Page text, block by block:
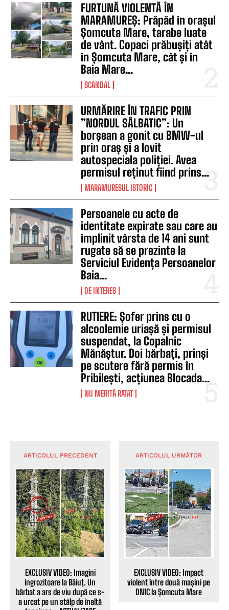
FURTUNĂ VIOLENTĂ ÎN
MARAMUREȘ: Prăpăd în orașul
Șomcuta Mare, tarabe luate
de vânt. Copaci prăbușiți atât
în Șomcuta Mare, cât și în
Baia Mare...
SCANDAL
URMĂRIRE ÎN TRAFIC PRIN
”NORDUL SĂLBATIC”: Un
borșean a gonit cu BMW-ul
prin oraș și a lovit
autospeciala poliției. Avea
permisul reținut fiind prins...
MARAMURESUL ISTORIC
Persoanele cu acte de
identitate expirate sau care au
împlinit vârsta de 14 ani sunt
rugate să se prezinte la
Serviciul Evidența Persoanelor
Baia...
DE INTERES
RUTIERE: Șofer prins cu o
alcoolemie uriașă și permisul
suspendat, la Copalnic
Mănăștur. Doi bărbați, prinși
pe scutere fără permis în
Pribilești, acțiunea Blocada...
NU MERITĂ RATAT
ARTICOLUL PRECEDENT
EXCLUSIV VIDEO: Imagini
îngrozitoare la Băiuţ. Un
bărbat a ars de viu după ce s-
a urcat pe un stâlp de înaltă
ARTICOLUL URMĂTOR
EXCLUSIV VIDEO: Impact
violent între două mașini pe
DN1C la Șomcuta Mare